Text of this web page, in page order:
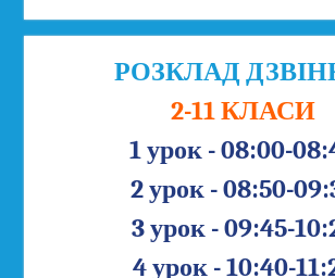
РОЗКЛАД
2-11 КЛАСИ
1 урок - 08:00-
2 урок - 08:50-
3 урок - 09:45-
4 урок - 10:40-